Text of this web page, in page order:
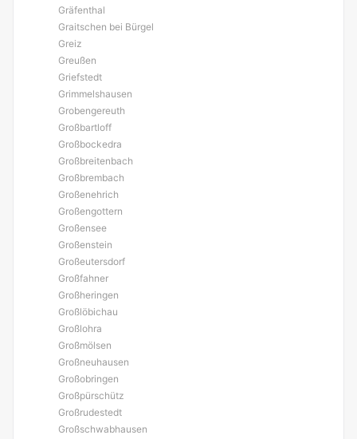
Gräfenthal
Graitschen bei Bürgel
Greiz
Greußen
Griefstedt
Grimmelshausen
Grobengereuth
Großbartloff
Großbockedra
Großbreitenbach
Großbrembach
Großenehrich
Großengottern
Großensee
Großenstein
Großeutersdorf
Großfahner
Großheringen
Großlöbichau
Großlohra
Großmölsen
Großneuhausen
Großobringen
Großpürschütz
Großrudestedt
Großschwabhausen